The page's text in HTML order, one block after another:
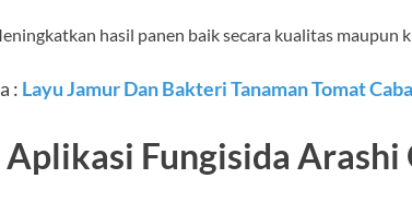
hasil panen baik secara kualitas maupun
: Layu Jamur Dan Bakteri Tanaman Tomat
Aplikasi Fungisida